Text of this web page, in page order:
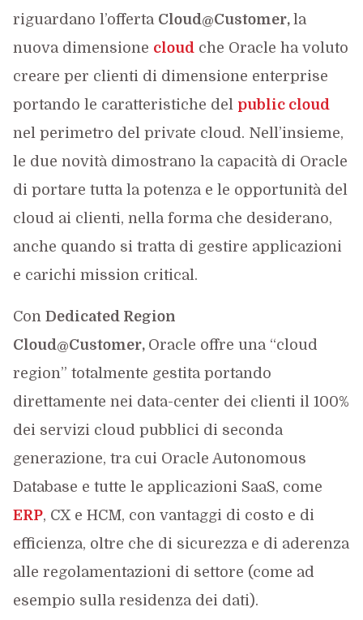
riguardano l’offerta Cloud@Customer, la
nuova dimensione cloudche Oracle ha voluto
creare per clienti di dimensione enterprise
portando le caratteristiche del public cloud
nel perimetro del private cloud. Nell’insieme,
le due novità dimostrano la capacità di Oracle
di portare tutta la potenza e le opportunità del
cloud ai clienti, nella forma che desiderano,
anche quando si tratta di gestire applicazioni
e carichi mission critical.
Con Dedicated Region
Cloud@Customer, Oracle offre una “cloud
region” totalmente gestita portando
direttamente nei data-center dei clienti il 100%
dei servizi cloud pubblici di seconda
generazione, tra cui Oracle Autonomous
Database e tutte le applicazioni SaaS, come
ERP, CX e HCM, con vantaggi di costo e di
efficienza, oltre che di sicurezza e di aderenza
alle regolamentazioni di settore (come ad
esempio sulla residenza dei dati).